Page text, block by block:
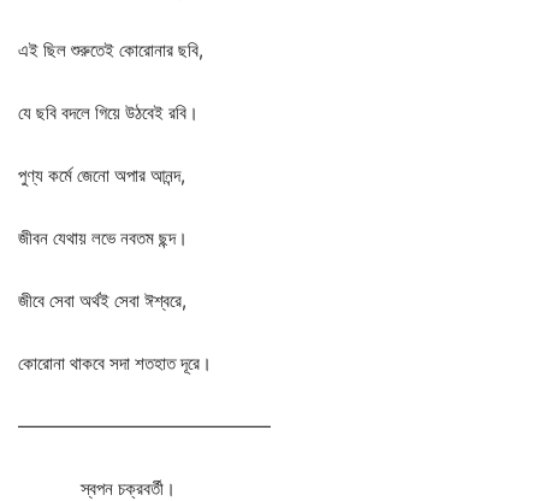
এই ছিল শুরুতেই কোরোনার ছবি,
যে ছবি বদলে গিয়ে উঠবেই রবি।
পুণ্য কর্মে জেনো অপার আনন্দ,
জীবন যেথায় লভে নবতম ছন্দ।
জীবে সেবা অর্থই সেবা ঈশ্বরে,
কোরোনা থাকবে সদা শতহাত দূরে।
——————————————
স্বপন চক্রবর্তী।